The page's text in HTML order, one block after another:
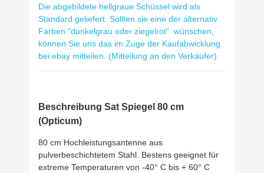
Die abgebildete hellgraue Schüssel wird als
Standard geliefert. Sollten sie eine der alternativ
Farben "dunkelgrau oder ziegelrot" wünschen,
können Sie uns das im Zuge der Kaufabwicklung
bei ebay mitteilen. (Mitteilung an den Verkäufer)
Beschreibung Sat Spiegel 80 cm
(Opticum)
80 cm Hochleistungsantenne aus
pulverbeschichtetem Stahl. Bestens geeignet für
extreme Temperaturen von -40° C bis + 60° C